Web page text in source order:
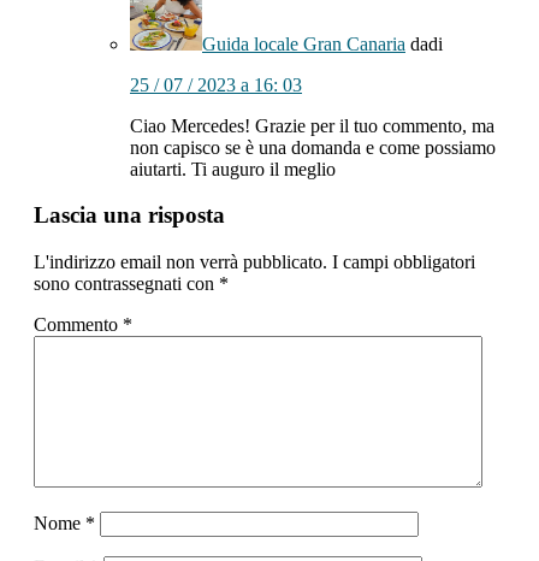
Guida locale Gran Canaria dadi
25 / 07 / 2023 a 16: 03
Ciao Mercedes! Grazie per il tuo commento, ma
non capisco se è una domanda e come possiamo
aiutarti. Ti auguro il meglio
Lascia una risposta
L'indirizzo email non verrà pubblicato. I campi obbligatori
sono contrassegnati con *
Commento *
Nome *